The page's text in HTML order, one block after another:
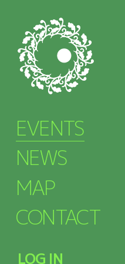
EVENTS
NEWS
MAP
CONTACT
LOG IN